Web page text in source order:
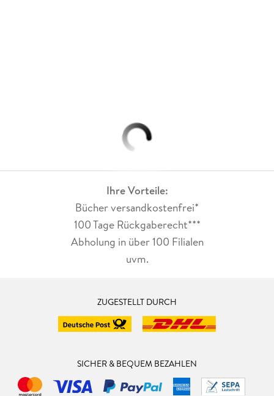
Ihre Vorteile:
Bücher versandkostenfrei*
100 Tage Rückgaberecht***
Abholung in über 100 Filialen
uvm.
ZUGESTELLT DURCH
SICHER & BEQUEM BEZAHLEN